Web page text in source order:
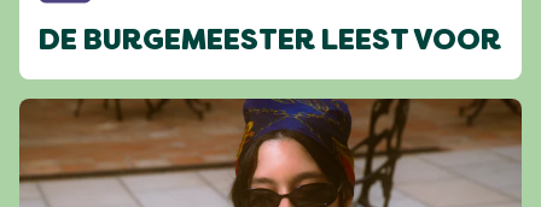
DE BURGEMEESTER LEEST VOOR